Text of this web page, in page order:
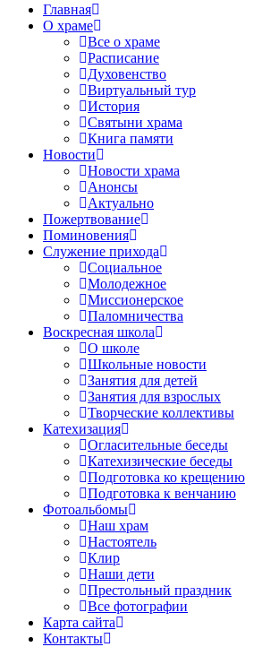
Главная
О храме
Все о храме
Расписание
Духовенство
Виртуальный тур
История
Святыни храма
Книга памяти
Новости
Новости храма
Анонсы
Актуально
Пожертвование
Поминовения
Служение прихода
Социальное
Молодежное
Миссионерское
Паломничества
Воскресная школа
О школе
Школьные новости
Занятия для детей
Занятия для взрослых
Творческие коллективы
Катехизация
Огласительные беседы
Катехизические беседы
Подготовка ко крещению
Подготовка к венчанию
Фотоальбомы
Наш храм
Настоятель
Клир
Наши дети
Престольный праздник
Все фотографии
Карта сайта
Контакты